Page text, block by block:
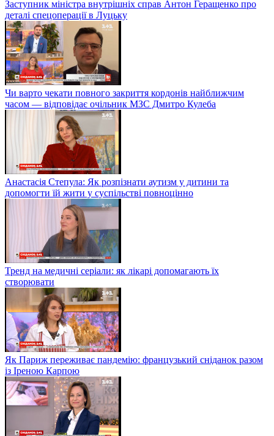
Заступник міністра внутрішніх справ Антон Геращенко про
деталі спецоперації в Луцьку
Чи варто чекати повного закриття кордонів найближчим
часом — відповідає очільник МЗС Дмитро Кулеба
Анастасія Степула: Як розпізнати аутизм у дитини та
допомогти їй жити у суспільстві повноцінно
Тренд на медичні серіали: як лікарі допомагають їх
створювати
Як Париж переживає пандемію: французький сніданок разом
із Іреною Карпою